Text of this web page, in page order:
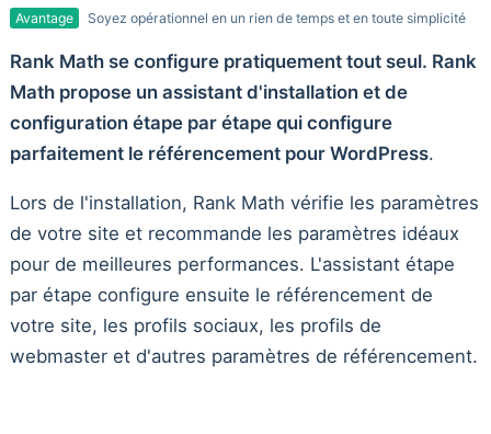
Avantage Soyez opérationnel en un rien de temps et en toute simplicité
Rank Math se configure pratiquement tout seul. Rank
Math propose un assistant d'installation et de
configuration étape par étape qui configure
parfaitement le référencement pour WordPress.
Lors de l'installation, Rank Math vérifie les paramètres
de votre site et recommande les paramètres idéaux
pour de meilleures performances. L'assistant étape
par étape configure ensuite le référencement de
votre site, les profils sociaux, les profils de
webmaster et d'autres paramètres de référencement.